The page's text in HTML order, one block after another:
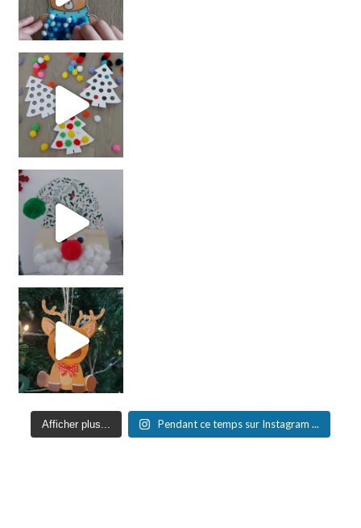
Afficher plus... Pendant ce temps sur Instagram ...